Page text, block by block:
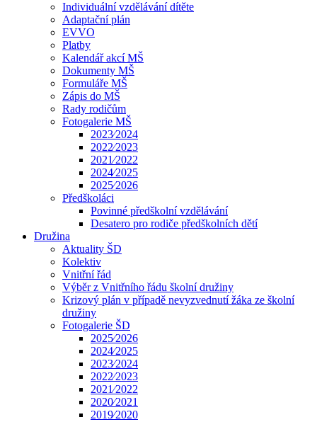
Individuální vzdělávání dítěte
Adaptační plán
EVVO
Platby
Kalendář akcí MŠ
Dokumenty MŠ
Formuláře MŠ
Zápis do MŠ
Rady rodičům
Fotogalerie MŠ
2023⁄2024
2022⁄2023
2021⁄2022
2024⁄2025
2025⁄2026
Předškoláci
Povinné předškolní vzdělávání
Desatero pro rodiče předškolních dětí
Družina
Aktuality ŠD
Kolektiv
Vnitřní řád
Výběr z Vnitřního řádu školní družiny
Krizový plán v případě nevyzvednutí žáka ze školní
družiny
Fotogalerie ŠD
2025⁄2026
2024⁄2025
2023⁄2024
2022⁄2023
2021⁄2022
2020⁄2021
2019⁄2020